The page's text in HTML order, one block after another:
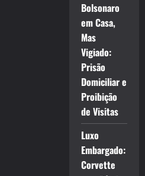
Bolsonaro
em Casa,
Mas
Vigiado:
Prisão
Domiciliar e
Proibição
de Visitas
Luxo
Embargado:
Corvette